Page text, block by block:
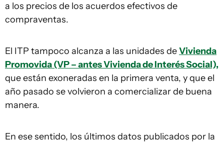
a los precios de los acuerdos efectivos de
compraventas.
El ITP tampoco alcanza a las unidades deVivienda
Promovida (VP – antes Vivienda de Interés Social),
que están exoneradas en la primera venta, y que el
año pasado se volvieron a comercializar de buena
manera.
En ese sentido, los últimos datos publicados por la